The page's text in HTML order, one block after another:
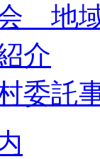
地
介
委託